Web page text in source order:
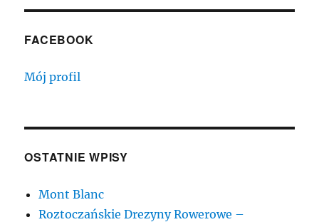
FACEBOOK
Mój profil
OSTATNIE WPISY
Mont Blanc
Roztoczańskie Drezyny Rowerowe –